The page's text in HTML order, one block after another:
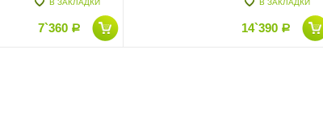
В ЗАКЛАДКИ
7`360 Р
В ЗАКЛАДКИ
14`390 Р